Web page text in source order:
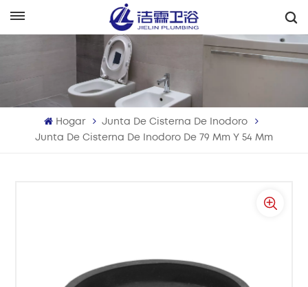
Français
Deutsch
Português
Hogar
Junta De Cisterna De Inodoro
Junta De Cisterna De Inodoro De 79 Mm Y 54 Mm